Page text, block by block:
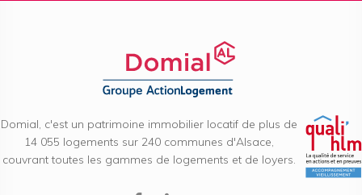
Domial, c'est un patrimoine immobilier locatif de plus de
14 055 logements sur 240 communes d'Alsace,
couvrant toutes les gammes de logements et de loyers.